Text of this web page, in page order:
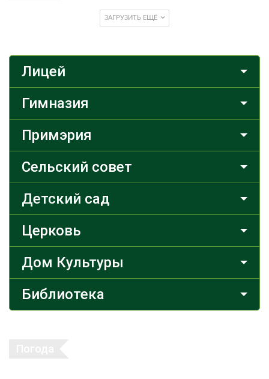
ЗАГРУЗИТЬ ЕЩЁ
Лицей
Гимназия
Примэрия
Сельский совет
Детский сад
Церковь
Дом Культуры
Библиотека